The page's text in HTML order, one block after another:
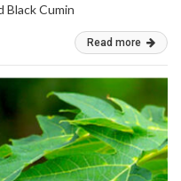
Black Cumin
Read more